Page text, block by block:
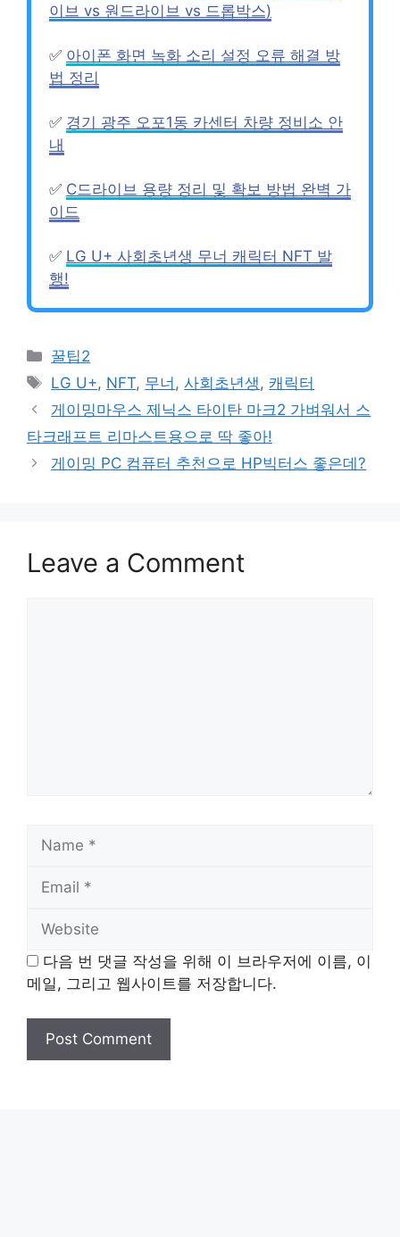
이브 vs 원드라이브 vs 드롭박스)
✅ 아이폰 화면 녹화 소리 설정 오류 해결 방
법 정리
✅ 경기 광주 오포1동 카센터 차량 정비소 안
내
✅ C드라이브 용량 정리 및 확보 방법 완벽 가
이드
✅ LG U+ 사회초년생 무너 캐릭터 NFT 발
행!
Categories
꿀팁2
Tags
LG U+, NFT, 무너 ,사회초년생 , 캐릭터
게이밍마우스 제닉스 타이탄 마크2 가벼워서 스
타크래프트 리마스트용으로 딱 좋아!
게이밍 PC 컴퓨터 추천으로 HP빅터스 좋은데?
Leave a Comment
Name
Email
Website
다음 번 댓글 작성을 위해 이 브라우저에 이름, 이
메일, 그리고 웹사이트를 저장합니다.